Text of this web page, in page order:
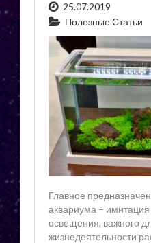
25.07.2019
Полезные Статьи
Главное
аквариума – имитация
освещения, важного
жизнедеятельности